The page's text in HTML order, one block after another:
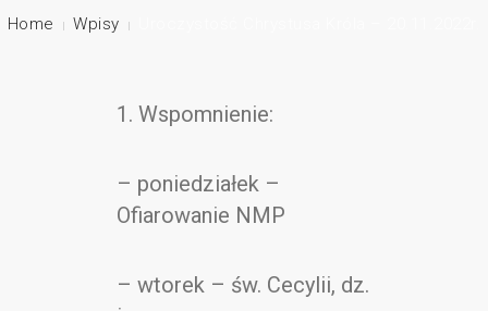
Home Wpisy
1. Wspomnienie:
– poniedziałek –
Ofiarowanie NMP
– wtorek – św. Cecylii, dz.